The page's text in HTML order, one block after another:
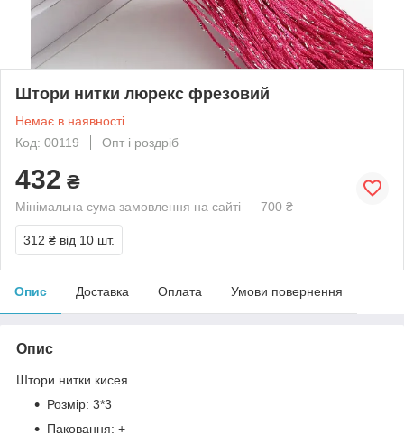
Штори нитки люрекс фрезовий
Немає в наявності
Код: 00119
Опт і роздріб
432 ₴
Мінімальна сума замовлення на сайті — 700 ₴
312 ₴ від 10 шт.
Опис Доставка Оплата Умови повернення
Опис
Штори нитки кисея
Розмір: 3*3
Паковання: +